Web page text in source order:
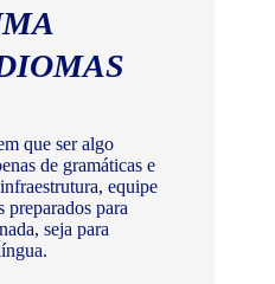
que ser algo
de gramáticas e
equipe
preparados para
seja para